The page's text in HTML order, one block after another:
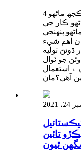
توهان جي ڪار کي ڪيئن ڌوئڻ؟ڪجھ ماڻھو 4s
ڪار جي
پنهنجي
اهم شيء
ڌوئڻ توليه
جو ٽوال
۾ استعمال
2021
30 کان 40 سيڪڙو تائين
ٿيون